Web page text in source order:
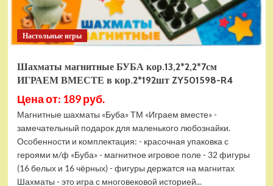
Настольные игры
Шахматы магнитные БУБА кор.13,2*2,2*7см
ИГРАЕМ ВМЕСТЕ в кор.2*192шт ZY501598-R4
Цена от: 189 руб.
Магнитные шахматы «Буба» ТМ «Играем вместе» -
замечательный подарок для маленького любознайки.
Особенности и комплектация: - красочная упаковка с
героями м/ф «Буба» - магнитное игровое поле - 32 фигуры
(16 белых и 16 чёрных) - фигуры держатся на магнитах
Шахматы - это игра с многовековой историей...